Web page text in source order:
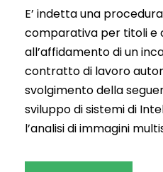
E’ indetta una
comparativa per titoli e
all’affidamento di un
contratto di lavoro
svolgimento della
sviluppo di sistemi di
l’analisi di immagini